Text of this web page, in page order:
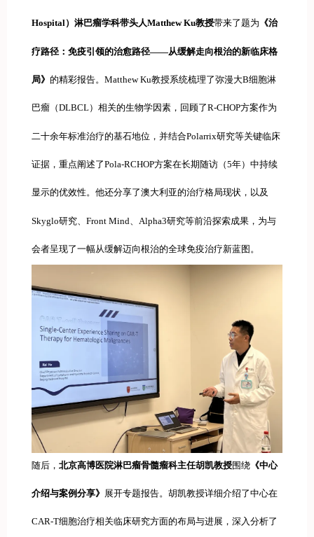
Hospital）淋巴瘤学科带头人Matthew Ku教授带来了题为 《治
疗路径：免疫引领的治愈路径——从缓解走向根治的新临床格
局》 的精彩报告。Matthew Ku教授系统梳理了弥漫大B细胞淋
巴瘤（DLBCL）相关的生物学因素，回顾了R-CHOP方案作为
二十余年标准治疗的基石地位，并结合Polarrix研究等关键临床
证据，重点阐述了Pola-RCHOP方案在长期随访（5年）中持续
显示的优效性。他还分享了澳大利亚的治疗格局现状，以及
Skyglo研究、Front Mind、Alpha3研究等前沿探索成果，为与
会者呈现了一幅从缓解迈向根治的全球免疫治疗新蓝图。
随后， 北京高博医院淋巴瘤骨髓瘤科主任胡凯教授围绕 《中心
介绍与案例分享》 展开专题报告。胡凯教授详细介绍了中心在
CAR-T细胞治疗相关临床研究方面的布局与进展，深入分析了